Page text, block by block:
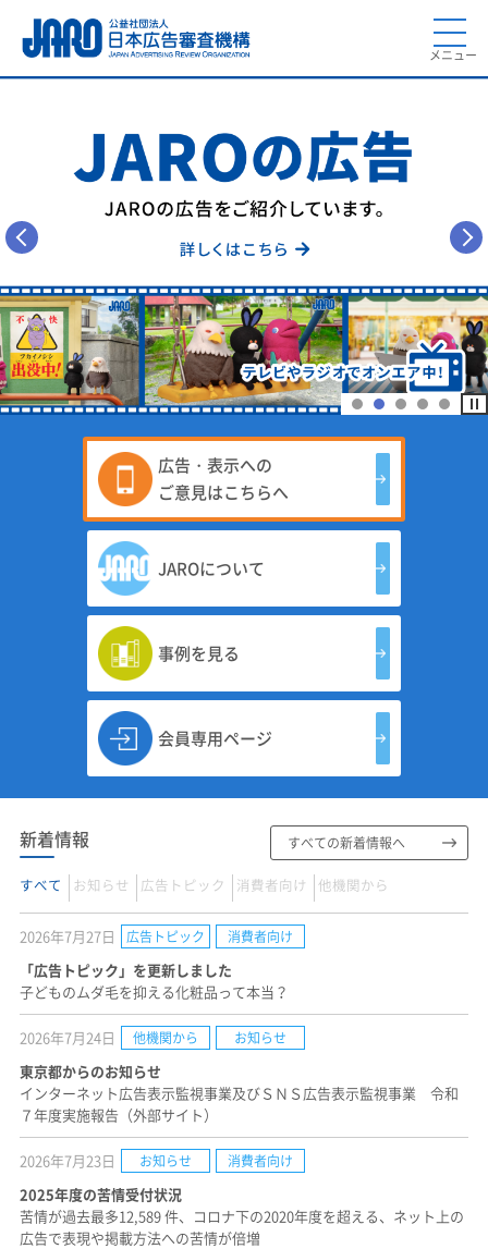
メニュー
広告・表示への
ご意見はこちらへ
JAROについて
事例を見る
会員専用ページ
新着情報 すべての新着情報へ
すべて お知らせ 広告トピック 消費者向け 他機関から
2026年7月27日 広告トピック 消費者向け
「広告トピック」を更新しました
子どものムダ毛を抑える化粧品って本当？
2026年7月24日 他機関から お知らせ
東京都からのお知らせ
インターネット広告表示監視事業及びＳＮＳ広告表示監視事業 令和
７年度実施報告（外部サイト）
2026年7月23日 お知らせ 消費者向け
2025年度の苦情受付状況
苦情が過去最多12,589 件、コロナ下の2020年度を超える、ネット上の
広告で表現や掲載方法への苦情が倍増